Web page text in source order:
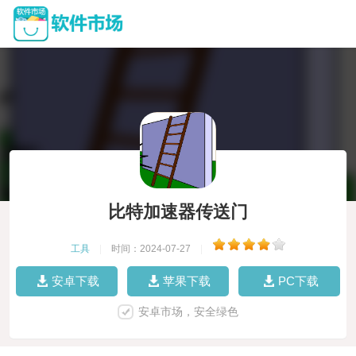
比特加速器传送门
工具 时间：2024-07-27
安卓下载 苹果下载 PC下载
安卓市场，安全绿色